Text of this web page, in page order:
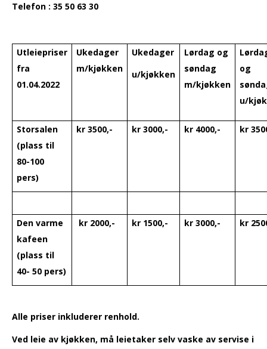
Telefon : 35 50 63 30
Utleiepriser
fra
01.04.2022
Ukedager
m/kjøkken
Ukedager
u/kjøkken
Lørdag og
søndag
m/kjøkken
og
u/
Storsalen
(plass til
80-100
pers)
kr 3500,- kr 3000,- kr 4000,- kr
Den varme
kafeen
(plass til
40- 50 pers)
kr 2000,- kr 1500,- kr 3000,- kr
Alle priser inkluderer renhold.
Ved leie av kjøkken, må leietaker selv vaske av servise i